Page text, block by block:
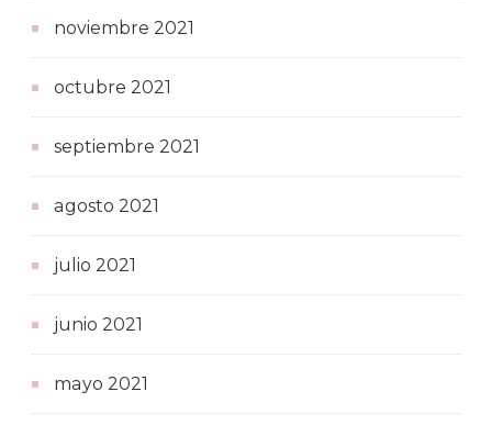
noviembre 2021
octubre 2021
septiembre 2021
agosto 2021
julio 2021
junio 2021
mayo 2021